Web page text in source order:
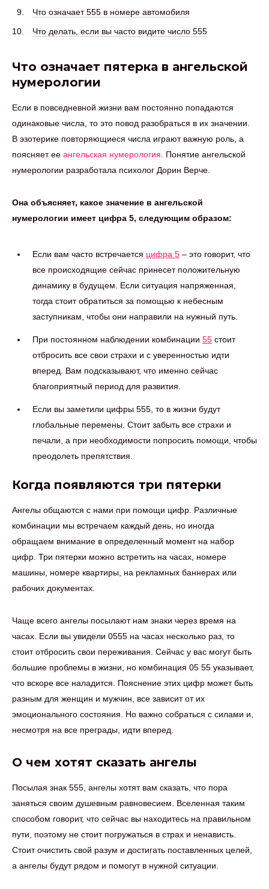
Что означает 555 в номере автомобиля
Что делать, если вы часто видите число 555
Что означает пятерка в ангельской
нумерологии
Если в повседневной жизни вам постоянно попадаются
одинаковые числа, то это повод разобраться в их значении.
В эзотерике повторяющиеся числа играют важную роль, а
поясняет ее ангельская нумерология . Понятие ангельской
нумерологии разработала психолог Дорин Верче.
Она объясняет, какое значение в ангельской
нумерологии имеет цифра 5, следующим образом:
Если вам часто встречается цифра 5 – это говорит, что
все происходящие сейчас принесет положительную
динамику в будущем. Если ситуация напряженная,
тогда стоит обратиться за помощью к небесным
заступникам, чтобы они направили на нужный путь.
При постоянном наблюдении комбинации 55 стоит
отбросить все свои страхи и с уверенностью идти
вперед. Вам подсказывают, что именно сейчас
благоприятный период для развития.
Если вы заметили цифры 555, то в жизни будут
глобальные перемены. Стоит забыть все страхи и
печали, а при необходимости попросить помощи, чтобы
преодолеть препятствия.
Когда появляются три пятерки
Ангелы общаются с нами при помощи цифр. Различные
комбинации мы встречаем каждый день, но иногда
обращаем внимание в определенный момент на набор
цифр. Три пятерки можно встретить на часах, номере
машины, номере квартиры, на рекламных баннерах или
рабочих документах.
Чаще всего ангелы посылают нам знаки через время на
часах. Если вы увидели 0555 на часах несколько раз, то
стоит отбросить свои переживания. Сейчас у вас могут быть
большие проблемы в жизни, но комбинация 05 55 указывает,
что вскоре все наладится. Пояснение этих цифр может быть
разным для женщин и мужчин, все зависит от их
эмоционального состояния. Но важно собраться с силами и,
несмотря на все преграды, идти вперед.
О чем хотят сказать ангелы
Посылая знак 555, ангелы хотят вам сказать, что пора
заняться своим душевным равновесием. Вселенная таким
способом говорит, что сейчас вы находитесь на правильном
пути, поэтому не стоит погружаться в страх и ненависть.
Стоит очистить свой разум и достигать поставленных целей,
а ангелы будут рядом и помогут в нужной ситуации.